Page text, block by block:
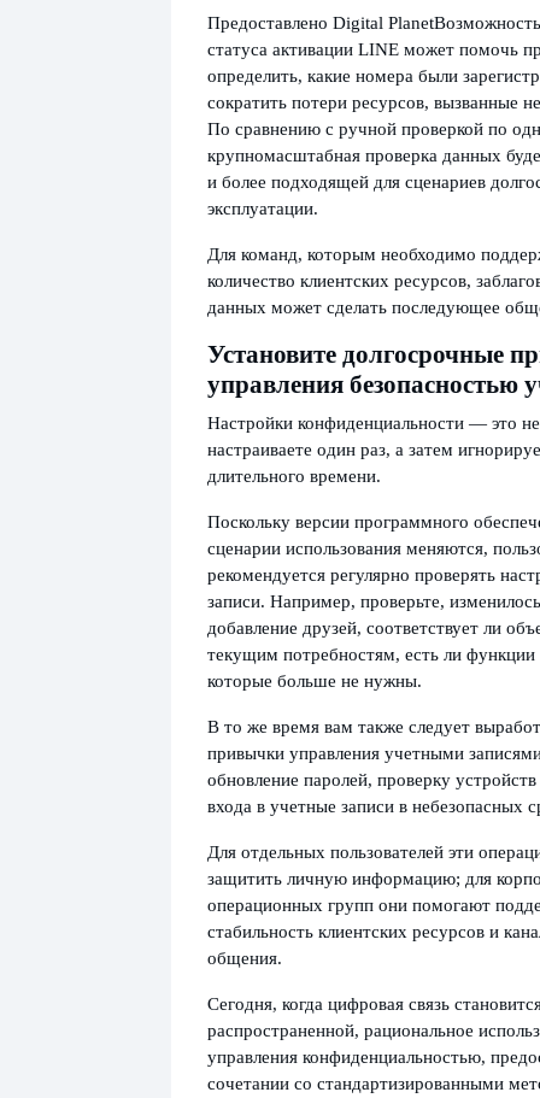
Предоставлено Digital Planet
статуса активации LINE может помочь
определить, какие номера были
сократить потери ресурсов, вызванные
По сравнению с ручной проверкой по
крупномасштабная проверка данных
и более подходящей для сценариев
эксплуатации.
Для команд, которым необходимо
количество клиентских ресурсов,
данных может сделать последующее
Установите долгосрочные
управления безопасностью
Настройки конфиденциальности — это
настраиваете один раз, а затем
длительного времени.
Поскольку версии программного
сценарии использования меняются,
рекомендуется регулярно проверять
записи. Например, проверьте,
добавление друзей, соответствует ли
текущим потребностям, есть ли функции
которые больше не нужны.
В то же время вам также следует
привычки управления учетными
обновление паролей, проверку
входа в учетные записи в небезопасных
Для отдельных пользователей эти
защитить личную информацию; для
операционных групп они помогают
стабильность клиентских ресурсов и
общения.
Сегодня, когда цифровая связь
распространенной, рациональное
управления конфиденциальностью,
сочетании со стандартизированными